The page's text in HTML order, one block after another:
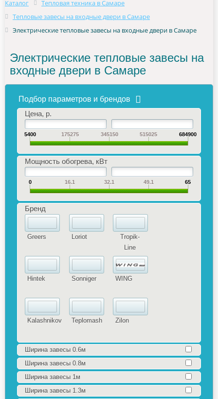
Каталог
Тепловая техника в Самаре
Тепловые завесы на входные двери в Самаре
Электрические тепловые завесы на входные двери в Самаре
Электрические тепловые завесы на
входные двери в Самаре
Подбор параметров и брендов
Цена, р.
5400 175275 345150 515025 684900
Мощность обогрева, кВт
0 16.1 32.1 49.1 65
Бренд
Greers
Hintek
Kalashnikov
Loriot
Sonniger
Teplomash
Tropik-
Line
WING
Zilon
Ширина завесы 0.6м
Ширина завесы 0.8м
Ширина завесы 1м
Ширина завесы 1.3м